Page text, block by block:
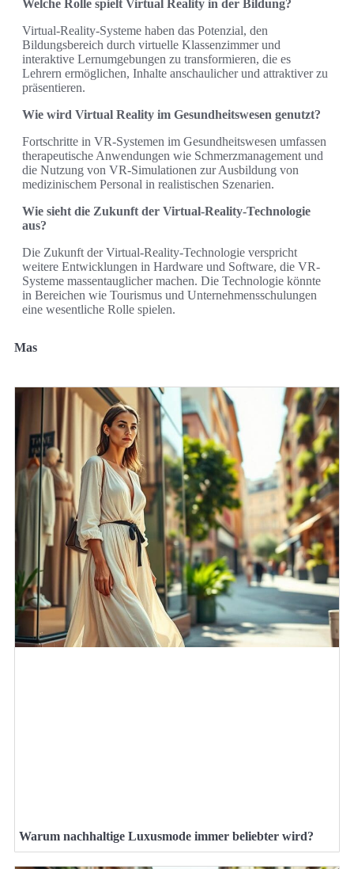
Welche Rolle spielt Virtual Reality in der Bildung?
Virtual-Reality-Systeme haben das Potenzial, den
Bildungsbereich durch virtuelle Klassenzimmer und
interaktive Lernumgebungen zu transformieren, die es
Lehrern ermöglichen, Inhalte anschaulicher und attraktiver zu
präsentieren.
Wie wird Virtual Reality im Gesundheitswesen genutzt?
Fortschritte in VR-Systemen im Gesundheitswesen umfassen
therapeutische Anwendungen wie Schmerzmanagement und
die Nutzung von VR-Simulationen zur Ausbildung von
medizinischem Personal in realistischen Szenarien.
Wie sieht die Zukunft der Virtual-Reality-Technologie
aus?
Die Zukunft der Virtual-Reality-Technologie verspricht
weitere Entwicklungen in Hardware und Software, die VR-
Systeme massentauglicher machen. Die Technologie könnte
in Bereichen wie Tourismus und Unternehmensschulungen
eine wesentliche Rolle spielen.
Mas
Warum nachhaltige Luxusmode immer beliebter wird?